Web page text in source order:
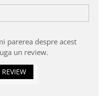
parerea despre acest
un review.